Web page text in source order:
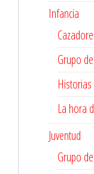
Infancia
Grupo
La hora
Juventud
Grupo